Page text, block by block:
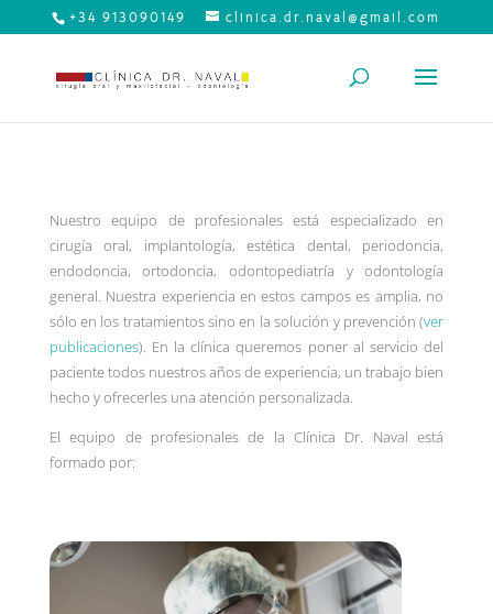
+34 913090149 clinica.dr.naval@gmail.com
Nuestro equipo de profesionales está especializado en
cirugía oral, implantología, estética dental, periodoncia,
endodoncia, ortodoncia, odontopediatría y odontología
general. Nuestra experiencia en estos campos es amplia, no
sólo en los tratamientossino en la solución y prevención (ver
publicaciones). En la clínica queremos poner al servicio del
paciente todos nuestros años de experiencia, un trabajo bien
hecho y ofrecerles una atención personalizada.
El equipo de profesionales de la Clínica Dr. Naval está
formado por: